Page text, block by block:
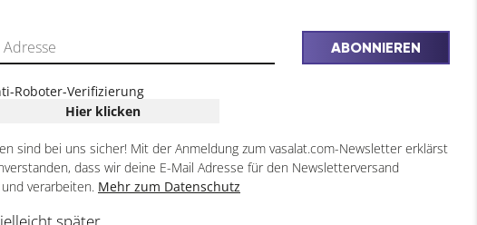
6
ABONNIEREN
Roboter-Verifizierung
Hier klicken
sind bei uns sicher! Mit der Anmeldung zum vasalat.com-Newsletter erklärst
dass wir deine E-Mail Adresse für den Newsletterversand
verarbeiten. Mehr zum Datenschutz